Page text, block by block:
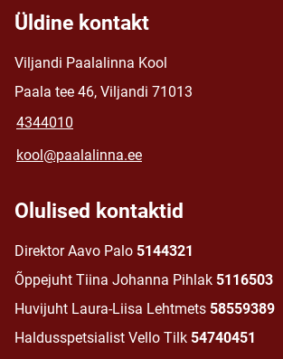
Üldine kontakt
Viljandi Paalalinna Kool
Paala tee 46, Viljandi 71013
4344010
kool@paalalinna.ee
Olulised kontaktid
Direktor Aavo Palo 5144321
Õppejuht Tiina Johanna Pihlak 5116503
Huvijuht Laura-Liisa Lehtmets 58559389
Haldusspetsialist Vello Tilk 54740451